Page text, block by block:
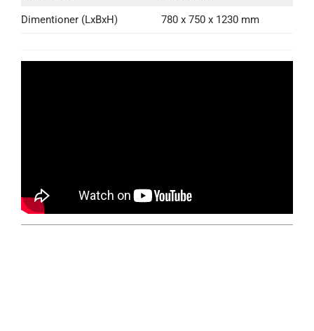
Dimentioner (LxBxH) 780 x 750 x 1230 mm